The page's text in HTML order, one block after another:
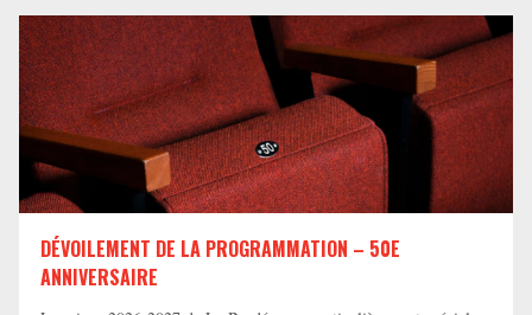
DÉVOILEMENT DE LA PROGRAMMATION – 50E
ANNIVERSAIRE